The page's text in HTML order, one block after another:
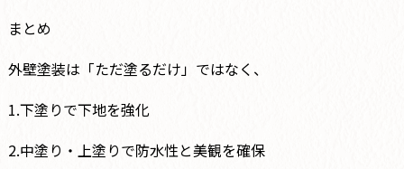
まとめ
外壁塗装は「ただ塗るだけ」ではなく、
1.下塗りで下地を強化
2.中塗り・上塗りで防水性と美観を確保